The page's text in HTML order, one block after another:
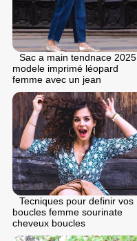
Sac a main tendnace 2025
modele imprimé léopard
femme avec un jean
Tecniques pour definir vos
boucles femme sourinate
cheveux boucles